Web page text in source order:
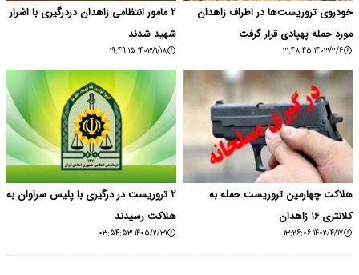
خودروی تروریست‌ها در اطراف زاهدان
مورد حمله پهپادی قرار گرفت
۱۴۰۳/۲/۶ ۲۱:۴۸:۴۵
۲ مامور انتظامی زاهدان دردرگیری با اشرار
شهید شدند
۱۴۰۳/۱/۱۸ ۱۹:۴۹:۱۵
هلاکت چهارمین تروریست حمله به
کلانتری ۱۶ زاهدان
۱۴۰۲/۴/۱۷ ۱۳:۲۶:۰۶
۲ تروریست در درگیری با پلیس سراوان به
هلاکت رسیدند
۱۴۰۵/۲/۳۱ ۰۳:۵۴:۵۳